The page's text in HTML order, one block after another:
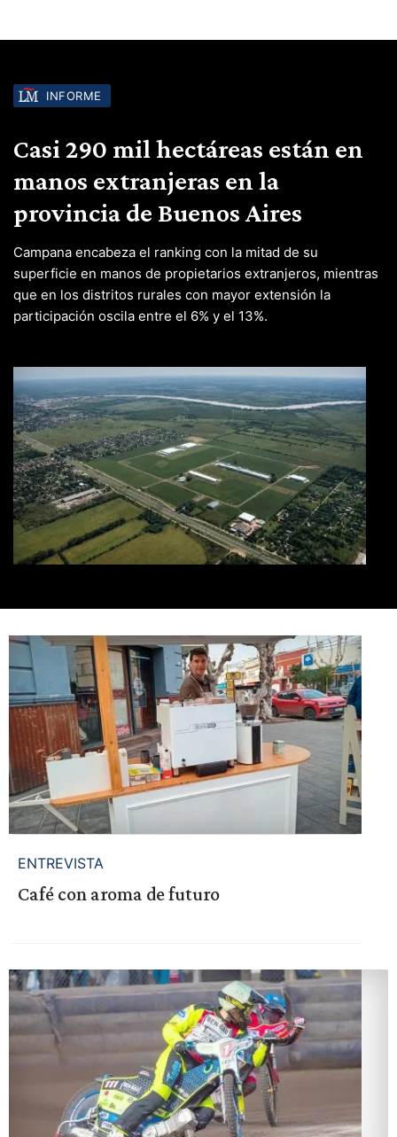
INFORME
Casi 290 mil hectáreas están en
manos extranjeras en la
provincia de Buenos Aires
Campana encabeza el ranking con la mitad de su
superficie en manos de propietarios extranjeros, mientras
que en los distritos rurales con mayor extensión la
participación oscila entre el 6% y el 13%.
ENTREVISTA
Café con aroma de futuro